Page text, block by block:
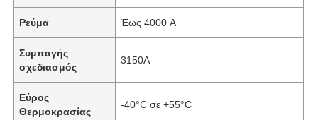
Ρεύμα Έως 4000 A
Συμπαγής
σχεδιασμός
3150Α
Εύρος
Θερμοκρασίας
-40°C σε +55°C